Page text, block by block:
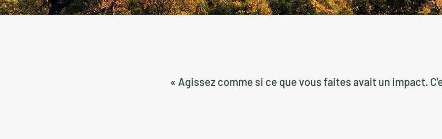
« Agissez comme si ce que vous faites avait un impact.